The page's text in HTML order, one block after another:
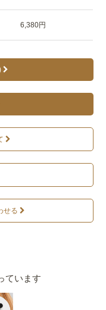
6,380円
せる
ています